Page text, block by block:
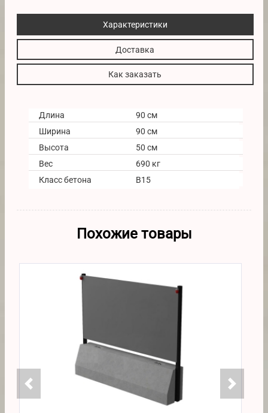
Характеристики
Доставка
Как заказать
Длина
90 см
Ширина
90 см
Высота
50 см
Вес
690 кг
Класс бетона
В15
Похожие товары